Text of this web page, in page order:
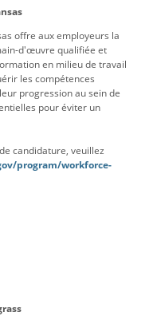
offre aux employeurs la
d'œuvre qualifiée et
en milieu de travail
les compétences
progression au sein de
pour éviter un
candidature, veuillez
program/workforce-